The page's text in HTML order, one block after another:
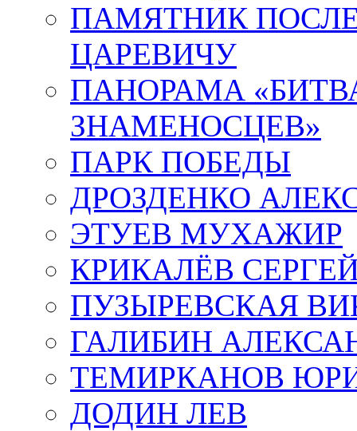
ПАМЯТНИК
ЦАРЕВИЧУ
ПАНОРАМА
ЗНАМЕНОСЦЕВ»
ПАРК ПОБЕДЫ
ДРОЗДЕНКО
ЭТУЕВ МУХАЖИР
КРИКАЛЁВ
ПУЗЫРЕВСКАЯ
ГАЛИБИН
ТЕМИРКАНОВ
ДОДИН ЛЕВ